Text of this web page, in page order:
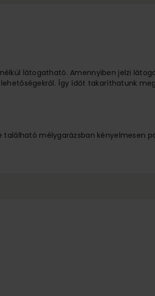
látogatható. Amennyiben jelzi
Így ídőt takaríthatunk
mélygarázsban kényelmesen